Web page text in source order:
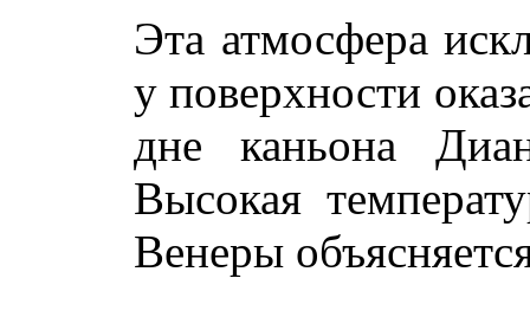
Эта атмосфера
у поверхности
дне каньона
Высокая
Венеры